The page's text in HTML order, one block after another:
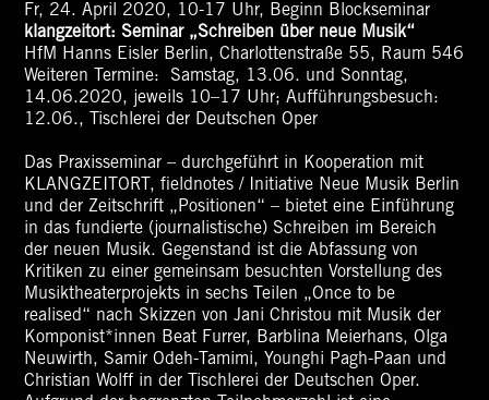
Fr, 24. April 2020, 10-17 Uhr, Beginn Blockseminar
klangzeitort: Seminar „Schreiben über neue Musik“
HfM Hanns Eisler Berlin, Charlottenstraße 55, Raum 546
Weiteren Termine: Samstag, 13.06. und Sonntag,
14.06.2020, jeweils 10–17 Uhr; Aufführungsbesuch:
12.06., Tischlerei der Deutschen Oper
Das Praxisseminar – durchgeführt in Kooperation mit
KLANGZEITORT, fieldnotes / Initiative Neue Musik Berlin
und der Zeitschrift „Positionen“ – bietet eine Einführung
in das fundierte (journalistische) Schreiben im Bereich
der neuen Musik. Gegenstand ist die Abfassung von
Kritiken zu einer gemeinsam besuchten Vorstellung des
Musiktheaterprojekts in sechs Teilen „Once to be
realised“ nach Skizzen von Jani Christou mit Musik der
Komponist*innen Beat Furrer, Barblina Meierhans, Olga
Neuwirth, Samir Odeh-Tamimi, Younghi Pagh-Paan und
Christian Wolff in der Tischlerei der Deutschen Oper.